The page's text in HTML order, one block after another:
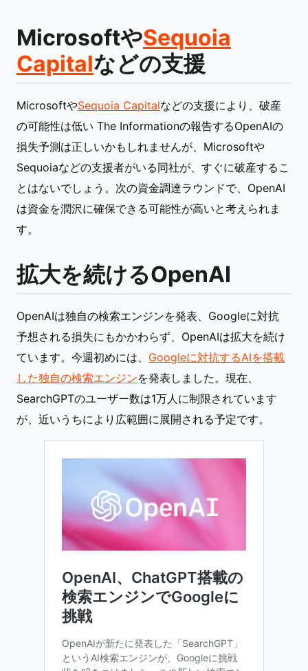
MicrosoftやSequoia
Capitalなどの支援
MicrosoftやSequoia Capitalなどの支援により、破産
の可能性は低い The Informationの報告するOpenAIの
損失予測は正しいかもしれませんが、Microsoftや
Sequoiaなどの支援者がいる同社が、すぐに破産するこ
とはないでしょう。次の資金調達ラウンドで、OpenAI
は資金を潤沢に確保できる可能性が高いと考えられま
す。
拡大を続けるOpenAI
OpenAIは独自の検索エンジンを発表、Googleに対抗
予想される損失にもかかわらず、OpenAIは拡大を続け
ています。今週初めには、 Googleに対抗するAIを搭載
した独自の検索エンジンを発表しました。現在、
SearchGPTのユーザー数は1万人に制限されています
が、近いうちにより広範囲に展開される予定です。